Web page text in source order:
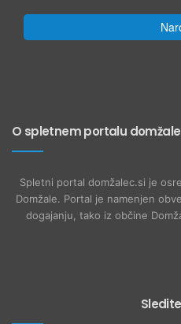
O spletnem portalu
Spletni portal domžalec.si je
Domžale. Portal je namenjen
dogajanju, tako iz občine